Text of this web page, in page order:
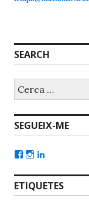
SEARCH
SEGUEIX-ME
ETIQUETES